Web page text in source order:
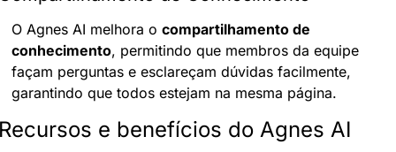
O Agnes AI melhora o compartilhamento de
conhecimento, permitindo que membros da equipe
façam perguntas e esclareçam dúvidas facilmente,
garantindo que todos estejam na mesma página.
e benefícios do Agnes AI